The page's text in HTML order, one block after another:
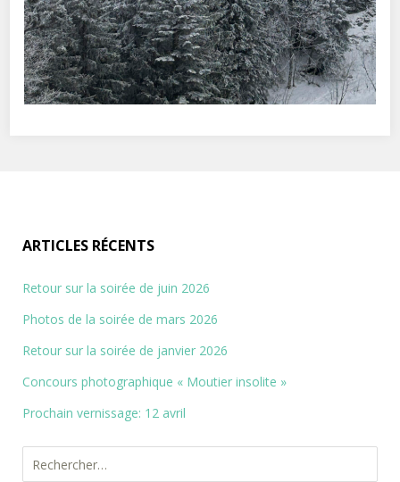
ARTICLES RÉCENTS
Retour sur la soirée de juin 2026
Photos de la soirée de mars 2026
Retour sur la soirée de janvier 2026
Concours photographique « Moutier insolite »
Prochain vernissage: 12 avril
Rechercher :